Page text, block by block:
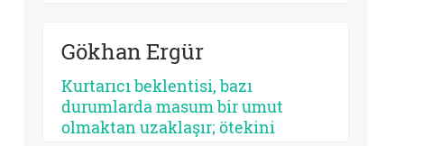
sistemdir, kimi zaman bir şahıs,
kimi zaman bir kült, kimi zaman
da insanın kendi benliğidir. Biri
kalabalıkları yutar, diğeri kalbi.
Fakat ikisinin de kaynağı aynıdır:
Gökhan Ergür
Kurtarıcı beklentisi, bazı
durumlarda masum bir umut
olmaktan uzaklaşır; ötekini